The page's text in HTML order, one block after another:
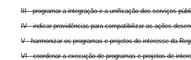
III - programar a integração e a unificação dos serviços
IV - indicar providências para compatibilizar as ações
V - harmonizar os programas e projetos de interesse da
VI - coordenar a execução de programas e projetos de